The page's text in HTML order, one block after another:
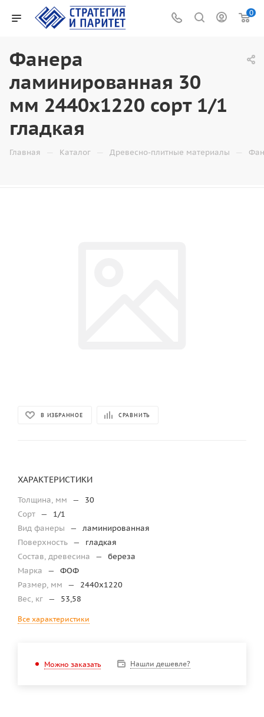
0
Фанера
ламинированная 30
мм 2440x1220 сорт 1/1
гладкая
Главная — Каталог — Древесно-плитные материалы —
В ИЗБРАННОЕ СРАВНИТЬ
ХАРАКТЕРИСТИКИ
Толщина, мм —
30
Сорт —
1/1
Вид фанеры
—
ламинированная
Поверхность —
гладкая
Состав, древесина
—
береза
Марка
—
ФОФ
Размер, мм
—
2440х1220
Вес, кг — 53,58
Все характеристики
Можно заказать Нашли дешевле?